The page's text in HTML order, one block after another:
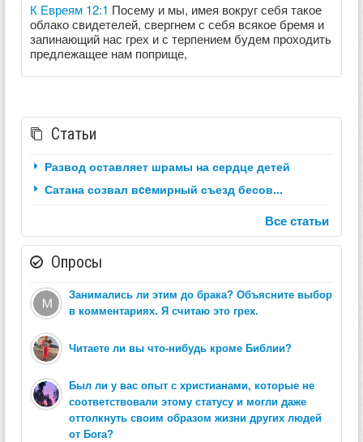
К Евреям 12:1 Посему и мы, имея вокруг себя такое
облако свидетелей, свергнем с себя всякое бремя и
запинающий нас грех и с терпением будем проходить
предлежащее нам поприще,
Статьи
Развод оставляет шрамы на сердце детей
Сатана созвал вceмирный съезд бесов...
Все статьи
Опросы
Занимались ли этим до брака? Объясните выбор
в комментариях. Я считаю это грех.
Читаете ли вы что-нибудь кроме Библии?
Был ли у вас опыт с христианами, которые не
соответствовали этому статусу и могли даже
оттолкнуть своим образом жизни других людей
от Бога?